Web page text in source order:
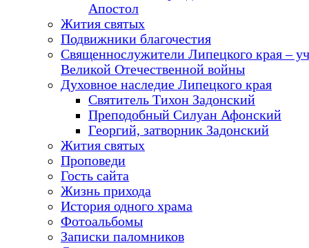
Апостол
Жития святых
Подвижники благочестия
Священнослужители Липецкого края –
Великой Отечественной войны
Духовное наследие Липецкого края
Святитель Тихон Задонский
Преподобный Силуан Афонский
Георгий, затворник Задонский
Жития святых
Проповеди
Гость сайта
Жизнь прихода
История одного храма
Фотоальбомы
Записки паломников